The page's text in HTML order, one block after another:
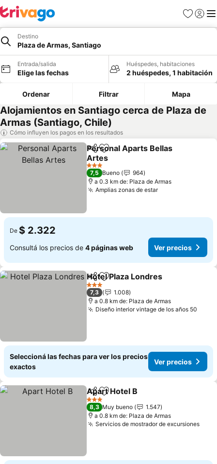
Favoritos
Iniciar
Destino
Plaza de Armas, Santiago
Entrada/salida
Elige las fechas
Huéspedes, habitaciones
2 huéspedes, 1 habitación
Ordenar Filtrar Mapa
Alojamientos en Santiago cerca de Plaza de
Armas (Santiago, Chile)
Cómo influyen los pagos en los resultados
CompartirAñadir a favoritos
Personal Aparts Bellas
Artes
Ver precios
3 Estrellas
7,5 Bueno
964
a 0.3 km de: Plaza de Armas
Amplias zonas de estarVer precios
De $ 2.322
Consultá los precios de 4 páginas web Ver precios
CompartirAñadir a favoritos
Hotel Plaza Londres
3 Estrellas
7,3
1.008
a 0.8 km de: Plaza de Armas
Diseño interior vintage de los años 50
Seleccioná las fechas para ver los precios
exactos
Ver precios
CompartirAñadir a favoritos
Apart Hotel B
3 Estrellas
8,3 Muy bueno
1.547
a 0.8 km de: Plaza de Armas
Servicios de mostrador de excursionesVer